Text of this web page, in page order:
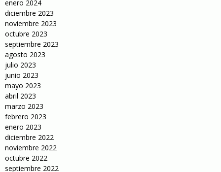
enero 2024
diciembre 2023
noviembre 2023
octubre 2023
septiembre 2023
agosto 2023
julio 2023
junio 2023
mayo 2023
abril 2023
marzo 2023
febrero 2023
enero 2023
diciembre 2022
noviembre 2022
octubre 2022
septiembre 2022